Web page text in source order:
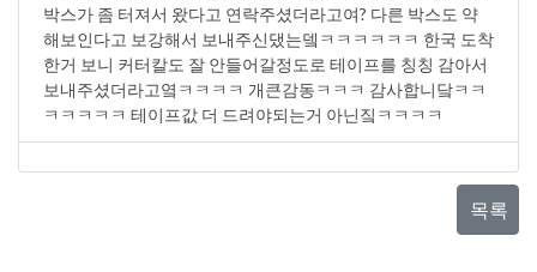
박스가 좀 터져서 왔다고 연락주셨더라고여? 다른 박스도 약
해보인다고 보강해서 보내주신댔는뎈ㅋㅋㅋㅋㅋㅋ 한국 도착
한거 보니 커터칼도 잘 안들어갈정도로 테이프를 칭칭 감아서
보내주셨더라고옄ㅋㅋㅋㅋ 개큰감동ㅋㅋㅋ 감사합니닼ㅋㅋ
ㅋㅋㅋㅋㅋ 테이프값 더 드려야되는거 아닌짘ㅋㅋㅋㅋ
목록